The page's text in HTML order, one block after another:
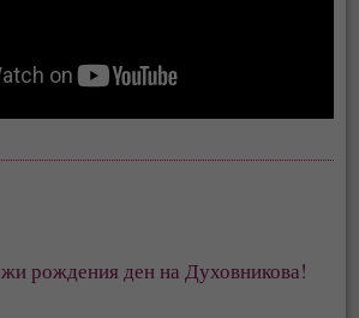
рождения ден на Духовникова!